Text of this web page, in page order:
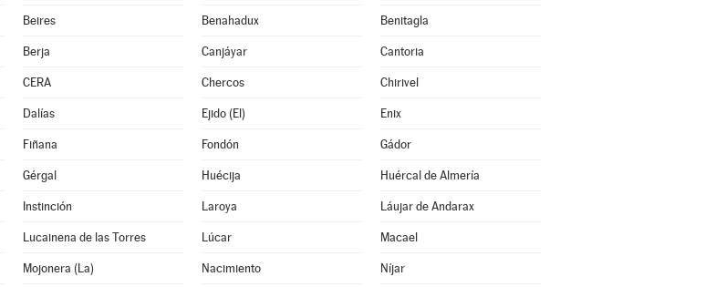
Beires Benahadux Benitagla
Berja Canjáyar Cantoria
CERA Chercos Chirivel
Dalías Ejido (El) Enix
Fiñana Fondón Gádor
Gérgal Huécija Huércal de Almería
Instinción Laroya Láujar de Andarax
Lucainena de las Torres Lúcar Macael
Mojonera (La) Nacimiento Níjar